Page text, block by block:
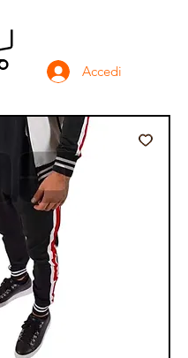
Accedi